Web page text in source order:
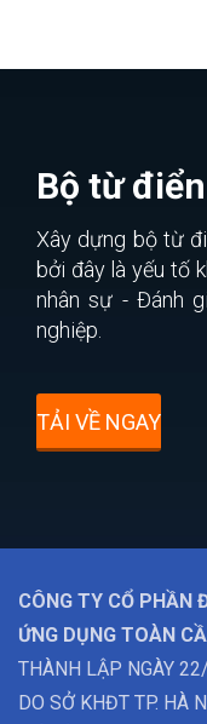
Bộ từ
Xây dựng bộ từ
bởi đây là yếu tố
nhân sự - Đánh
nghiệp.
TẢI VỀ NGAY
CÔNG TY CỔ PHẦN
ỨNG DỤNG TOÀN
THÀNH LẬP NGÀY
DO SỞ KHĐT TP. HÀ